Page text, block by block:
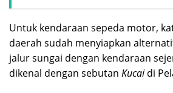
Untuk kendaraan sepeda motor,
daerah sudah menyiapkan
jalur sungai dengan kendaraan
dikenal dengan sebutan Kucaidi